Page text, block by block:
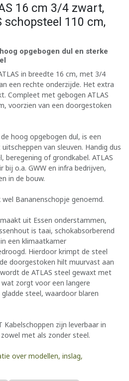
16 cm 3/4 zwart,
schopsteel 110 cm,
opgebogen dul en sterke
in breedte 16 cm, met 3/4
een rechte onderzijde. Het extra
Compleet met gebogen ATLAS
voorzien van een doorgestoken
hoog opgebogen dul, is een
van sleuven. Handig dus
beregening of grondkabel. ATLAS
bij o.a. GWW en infra bedrijven,
in de bouw.
Bananenschopje genoemd.
uit Essen onderstammen,
is taai, schokabsorberend
een klimaatkamer
Hierdoor krimpt de steel
doorgestoken hilt muurvast aan
de ATLAS steel gewaxt met
zorgt voor een langere
steel, waardoor blaren
Kabelschoppen zijn leverbaar in
met als zonder steel.
over modellen, inslag,